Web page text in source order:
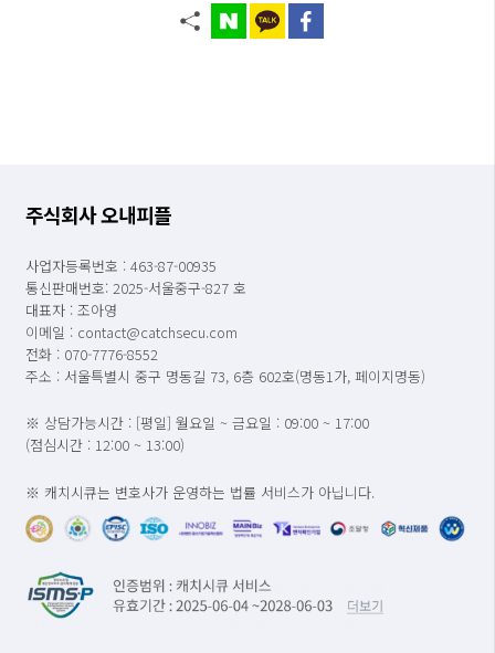
주식회사 오내피플
사업자등록번호 : 463-87-00935
통신판매번호: 2025-서울중구-827 호
대표자 : 조아영
이메일 : contact@catchsecu.com
전화 : 070-7776-8552
주소 : 서울특별시 중구 명동길 73, 6층 602호(명동1가, 페이지명동)
※ 상담가능시간 : [평일] 월요일 ~ 금요일 : 09:00 ~ 17:00
(점심시간 : 12:00 ~ 13:00)
※ 캐치시큐는 변호사가 운영하는 법률 서비스가 아닙니다.